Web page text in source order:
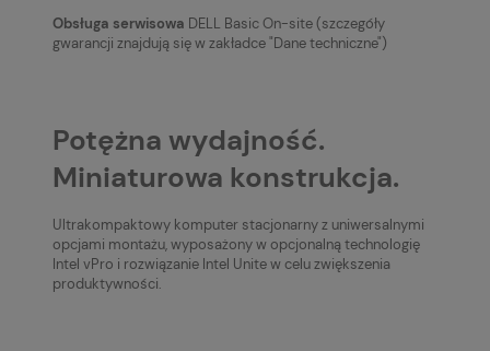
Obsługa serwisowa DELL Basic On-site (szczegóły
gwarancji znajdują się w zakładce "Dane techniczne")
Potężna wydajność.
Miniaturowa konstrukcja.
Ultrakompaktowy komputer stacjonarny z uniwersalnymi
opcjami montażu, wyposażony w opcjonalną technologię
Intel vPro i rozwiązanie Intel Unite w celu zwiększenia
produktywności.